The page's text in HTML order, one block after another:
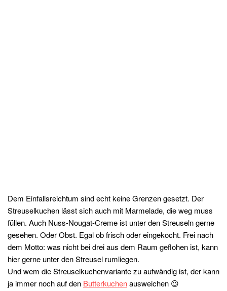
Dem Einfallsreichtum sind echt keine Grenzen gesetzt. Der
Streuselkuchen lässt sich auch mit Marmelade, die weg muss
füllen. Auch Nuss-Nougat-Creme ist unter den Streuseln gerne
gesehen. Oder Obst. Egal ob frisch oder eingekocht. Frei nach
dem Motto: was nicht bei drei aus dem Raum geflohen ist, kann
hier gerne unter den Streusel rumliegen.
Und wem die Streuselkuchenvariante zu aufwändig ist, der kann
ja immer noch auf den Butterkuchenausweichen 😉